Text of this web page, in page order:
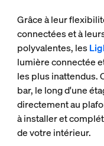
Grâce à leur
connectées et à
polyvalentes, les
lumière connectée
les plus inattendus.
bar, le long d'une
directement au
à installer et
de votre intérieur.